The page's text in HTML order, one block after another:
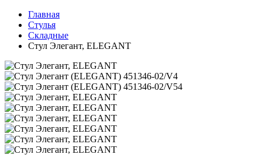
Главная
Стулья
Складные
Стул Элегант, ELEGANT